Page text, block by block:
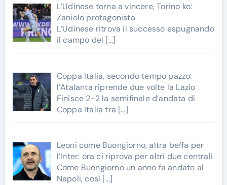
L’Udinese torna a vincere, Torino ko:
Zaniolo protagonista
L’Udinese ritrova il successo espugnando
il campo del […]
Coppa Italia, secondo tempo pazzo:
l’Atalanta riprende due volte la Lazio
Finisce 2-2 la semifinale d’andata di
Coppa Italia tra […]
Leoni come Buongiorno, altra beffa per
l’Inter: ora ci riprova per altri due centrali
Come Buongiorno un anno fa andato al
Napoli, così […]